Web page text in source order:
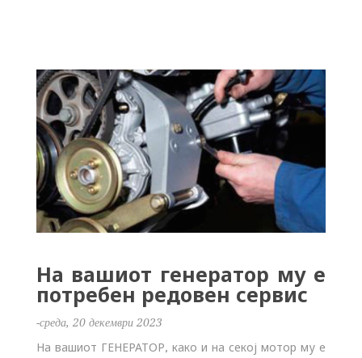
На вашиот генератор му е
потребен редовен сервис
-среда, 20 декември 2023
На вашиот ГЕНЕРАТОР, како и на секој мотор му е